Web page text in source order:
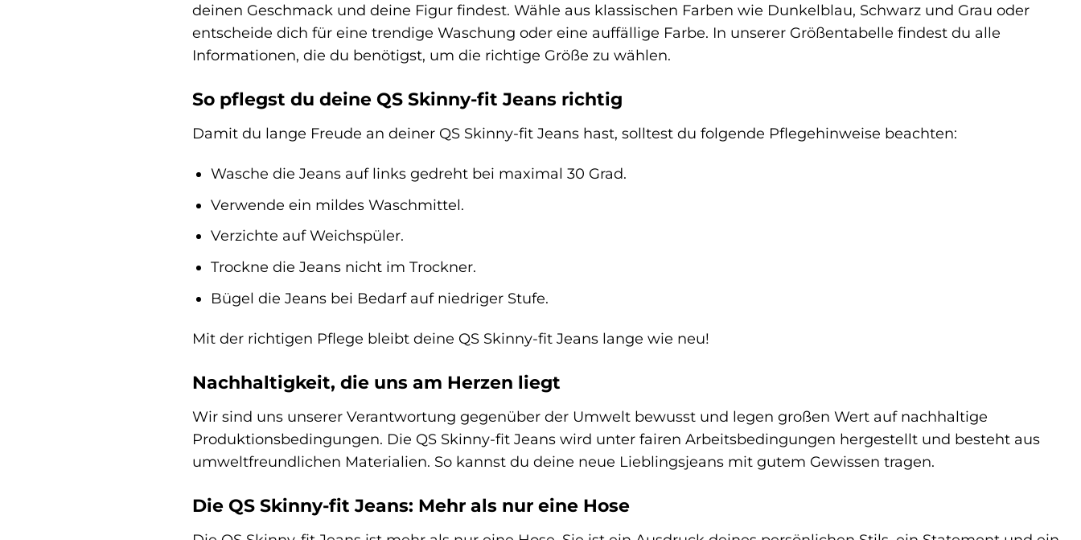
deinen Geschmack und deine Figur findest. Wähle aus klassischen Farben wie Dunkelblau, Schwarz und Grau oder
entscheide dich für eine trendige Waschung oder eine auffällige Farbe. In unserer Größentabelle findest du alle
Informationen, die du benötigst, um die richtige Größe zu wählen.
So pflegst du deine QS Skinny-fit Jeans richtig
Damit du lange Freude an deiner QS Skinny-fit Jeans hast, solltest du folgende Pflegehinweise beachten:
Wasche die Jeans auf links gedreht bei maximal 30 Grad.
Verwende ein mildes Waschmittel.
Verzichte auf Weichspüler.
Trockne die Jeans nicht im Trockner.
Bügel die Jeans bei Bedarf auf niedriger Stufe.
Mit der richtigen Pflege bleibt deine QS Skinny-fit Jeans lange wie neu!
Nachhaltigkeit, die uns am Herzen liegt
Wir sind uns unserer Verantwortung gegenüber der Umwelt bewusst und legen großen Wert auf nachhaltige
Produktionsbedingungen. Die QS Skinny-fit Jeans wird unter fairen Arbeitsbedingungen hergestellt und besteht aus
umweltfreundlichen Materialien. So kannst du deine neue Lieblingsjeans mit gutem Gewissen tragen.
Die QS Skinny-fit Jeans: Mehr als nur eine Hose